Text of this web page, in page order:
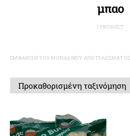
μπαο
1 PRODUCT
ΕΜΦΆΝΙΣΗ ΤΟΥ ΜΟΝΑΔΙΚΟΎ ΑΠΟΤΕΛΈΣΜΑΤΟΣ